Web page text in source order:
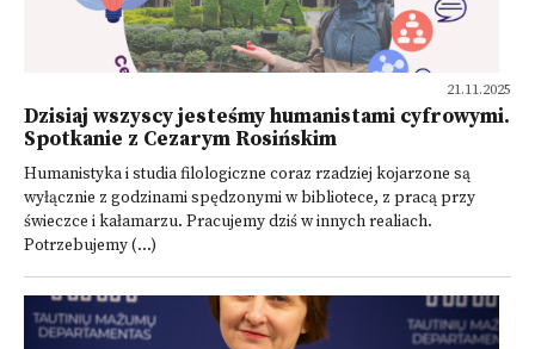
21.11.2025
Dzisiaj wszyscy jesteśmy humanistami cyfrowymi.
Spotkanie z Cezarym Rosińskim
Humanistyka i studia filologiczne coraz rzadziej kojarzone są
wyłącznie z godzinami spędzonymi w bibliotece, z pracą przy
świeczce i kałamarzu. Pracujemy dziś w innych realiach.
Potrzebujemy (...)